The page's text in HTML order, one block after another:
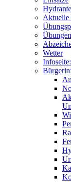
Aktuelle
Übungen
Wetter